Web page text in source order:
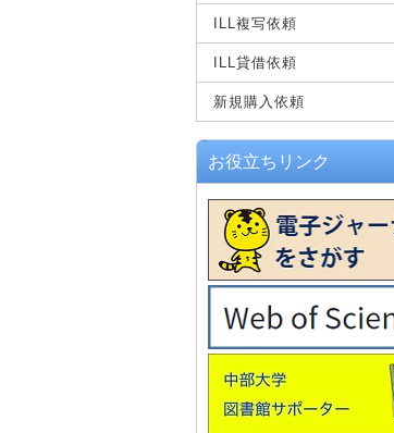
ILL複写依頼
ILL貸借依頼
新規購入依頼
お役立ちリンク